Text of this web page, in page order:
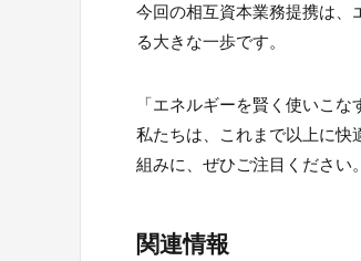
今回の相互資本業務提携は、
る大きな一歩です。
「エネルギーを賢く使いこ
私たちは、これまで以上に快
組みに、ぜひご注目ください。
関連情報